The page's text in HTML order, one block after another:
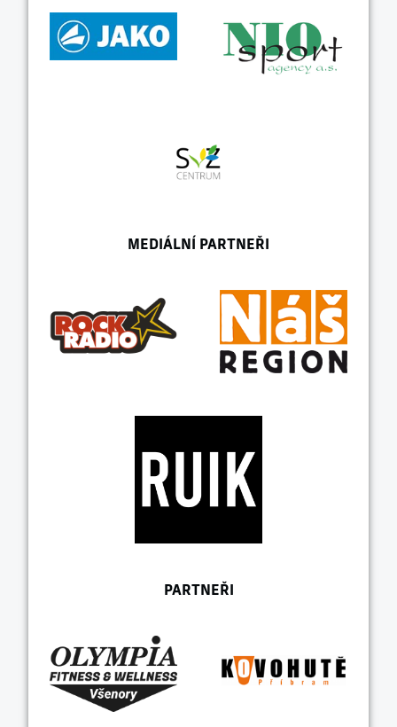
MEDIÁLNÍ PARTNEŘI
PARTNEŘI